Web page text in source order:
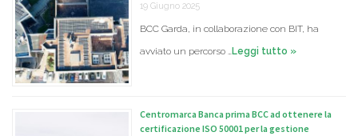
19 Giugno 2025
BCC Garda, in collaborazione con BIT, ha
avviato un percorso …Leggi tutto »
Centromarca Banca prima BCC ad ottenere la
certificazione ISO 50001 per la gestione